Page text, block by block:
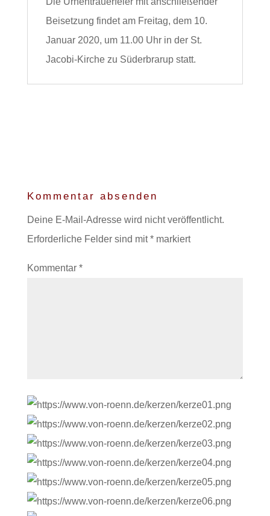
Beisetzung findet am Freitag, dem 10.
Januar 2020, um 11.00 Uhr in der St.
Jacobi-Kirche zu Süderbrarup statt.
Kommentar absenden
Deine E-Mail-Adresse wird nicht veröffentlicht.
Erforderliche Felder sind mit*markiert
Kommentar *